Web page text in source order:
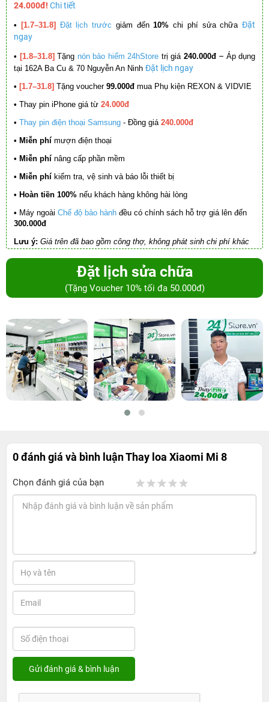
24.000đ! Chi tiết
• [1.7–31.8] Đặt lịch trước giảm đến10% chi phí sửa chữa Đặt
ngay
• [1.8–31.8] Tặng nón bảo hiểm 24hStore trị giá 240.000đ – Áp dụng
tại 162A Ba Cu & 70 Nguyễn An Ninh Đặt lịch ngay
• [1.7–31.8] Tặng voucher 99.000đ mua Phụ kiện REXON & VIDVIE
• Thay pin iPhone giá từ 24.000đ
• Thay pin điện thoại Samsung - Đồng giá 240.000đ
• Miễn phí mượn điện thoại
• Miễn phí nâng cấp phần mềm
• Miễn phí kiểm tra, vệ sinh và báo lỗi thiết bị
• Hoàn tiền 100% nếu khách hàng không hài lòng
• Máy ngoài Chế độ bảo hành đều có chính sách hỗ trợ giá lên đến
300.000đ
Lưu ý: Giá trên đã bao gồm công thợ, không phát sinh chi phí khác
Đặt lịch sửa chữa
(Tặng Voucher 10% tối đa 50.000đ)
0 đánh giá và bình luậnThay loa Xiaomi Mi 8
Chọn đánh giá của bạn